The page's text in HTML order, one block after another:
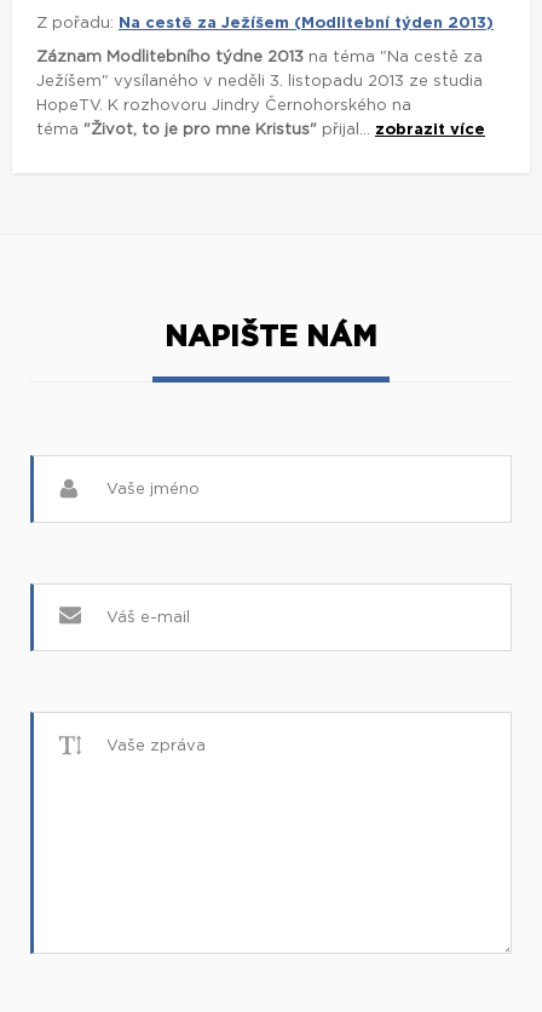
Z pořadu: Na cestě za Ježíšem (Modlitební týden 2013)
Záznam Modlitebního týdne 2013 na téma "Na cestě za
Ježíšem" vysílaného v neděli 3. listopadu 2013 ze studia
HopeTV. K rozhovoru Jindry Černohorského na
téma "Život, to je pro mne Kristus" přijal... zobrazit více
NAPIŠTE NÁM